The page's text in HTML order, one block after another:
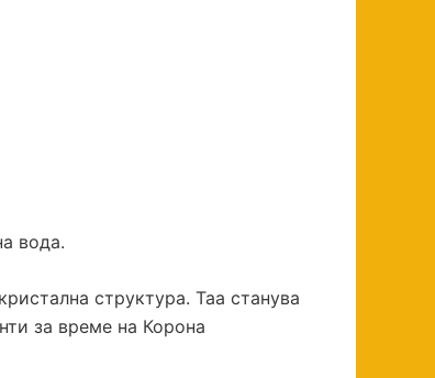
вода.
структура. Таа станува
за време на Корона